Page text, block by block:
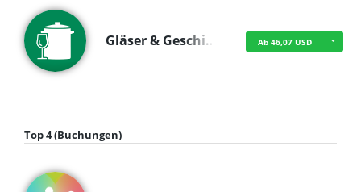
Gläser & Geschi… Ab 46,07 USD
Top 4 (Buchungen)